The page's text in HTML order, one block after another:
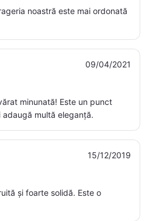
noastră este mai ordonată
09/04/2021
minunată! Este un punct
multă eleganță.
15/12/2019
și foarte solidă. Este o